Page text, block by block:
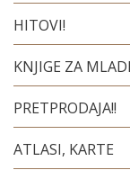
HITOVI!
KNJIGE ZA
PRETPRODAJA!!
ATLASI, KARTE